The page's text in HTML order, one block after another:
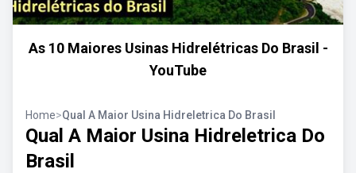
As 10 Maiores Usinas Hidrelétricas Do Brasil -
YouTube
Home>Qual A Maior Usina Hidreletrica Do Brasil
Qual A Maior Usina Hidreletrica Do
Brasil